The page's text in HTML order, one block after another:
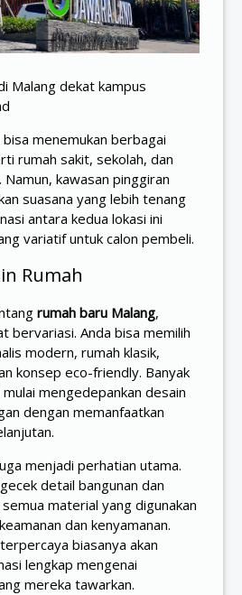
Malang dekat kampus
menemukan berbagai
rumah sakit, sekolah, dan
kawasan pinggiran
suasana yang lebih tenang
antara kedua lokasi ini
variatif untuk calon pembeli.
Rumah
rumah baru Malang,
bervariasi. Anda bisa memilih
modern, rumah klasik,
konsep eco-friendly. Banyak
mengedepankan desain
dengan memanfaatkan
menjadi perhatian utama.
detail bangunan dan
material yang digunakan
dan kenyamanan.
biasanya akan
lengkap mengenai
mereka tawarkan.